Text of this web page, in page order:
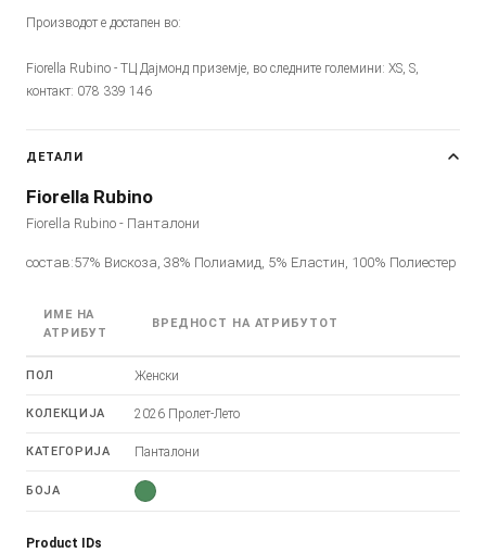
Производот е достапен во:
Fiorella Rubino - ТЦ Дајмонд приземје, во следните големини: XS, S,
контакт: 078 339 146
ДЕТАЛИ
Fiorella Rubino
Fiorella Rubino - Панталони
состав:57% Вискоза, 38% Полиамид, 5% Еластин, 100% Полиестер
ИМЕ НА
АТРИБУТ
ВРЕДНОСТ НА АТРИБУТОТ
ПОЛ Женски
КОЛЕКЦИЈА 2026 Пролет-Лето
КАТЕГОРИЈА Панталони
БОЈА
Product IDs